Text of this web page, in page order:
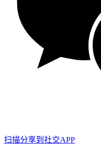
扫描分享到社交APP